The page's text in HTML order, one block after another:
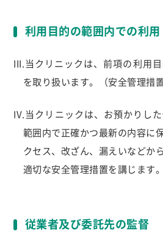
利用目的の範囲内での利用
III.当クリニックは、前項の利用
を取り扱います。（安全管理措置
IV.当クリニックは、お預かりし
範囲内で正確かつ最新の内容に
クセス、改ざん、漏えいなどか
適切な安全管理措置を講じます。
従業者及び委託先の監督